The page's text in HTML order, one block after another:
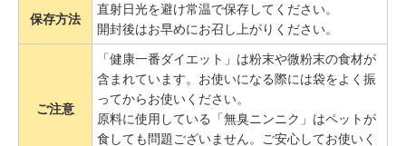
保存方法
直射日光を避け常温で保存してください。
開封後はお早めにお召し上がりください。
ご注意
「健康一番ダイエット」は粉末や微粉末の食材が
含まれています。お使いになる際には袋をよく振
ってからお使いください。
原料に使用している「無臭ニンニク」はペットが
食しても問題ございません。ご安心してお使いく